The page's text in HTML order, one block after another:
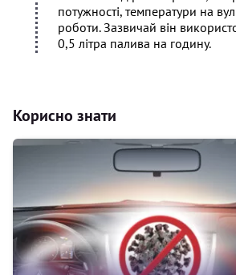
потужності, температури на
роботи. Зазвичай він
0,5 літра палива на годину.
Корисно знати